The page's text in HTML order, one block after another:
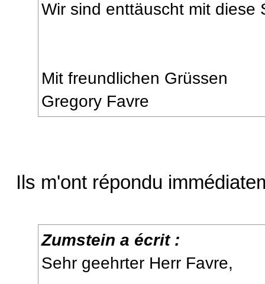
Wir sind enttäuscht mit diese
Mit freundlichen Grüssen
Gregory Favre
Ils m'ont répondu
Zumstein a écrit :
Sehr geehrter Herr Favre,